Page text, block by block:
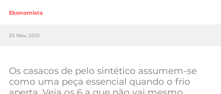
Lifestyle
Sociedade
Negócios
Ekonomista
23 Nov, 2021
Os casacos de pelo sintético assumem-se
como uma peça essencial quando o frio